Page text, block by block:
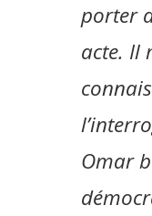
porter
acte. Il
Omar